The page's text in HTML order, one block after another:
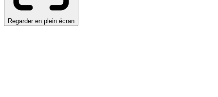
Regarder en plein écran